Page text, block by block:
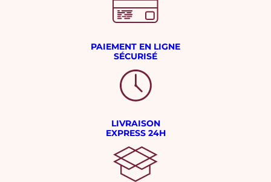
PAIEMENT EN LIGNE
SÉCURISÉ
LIVRAISON
EXPRESS 24H